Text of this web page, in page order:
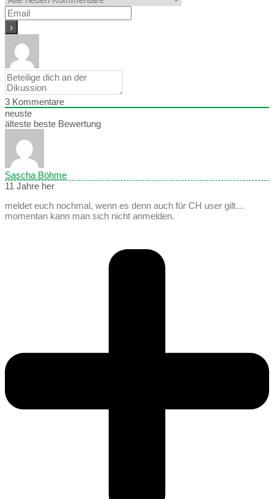
3 Kommentare
neuste
älteste beste Bewertung
Sascha Böhme
11 Jahre her
meldet euch nochmal, wenn es denn auch für CH user gilt…
momentan kann man sich nicht anmelden.